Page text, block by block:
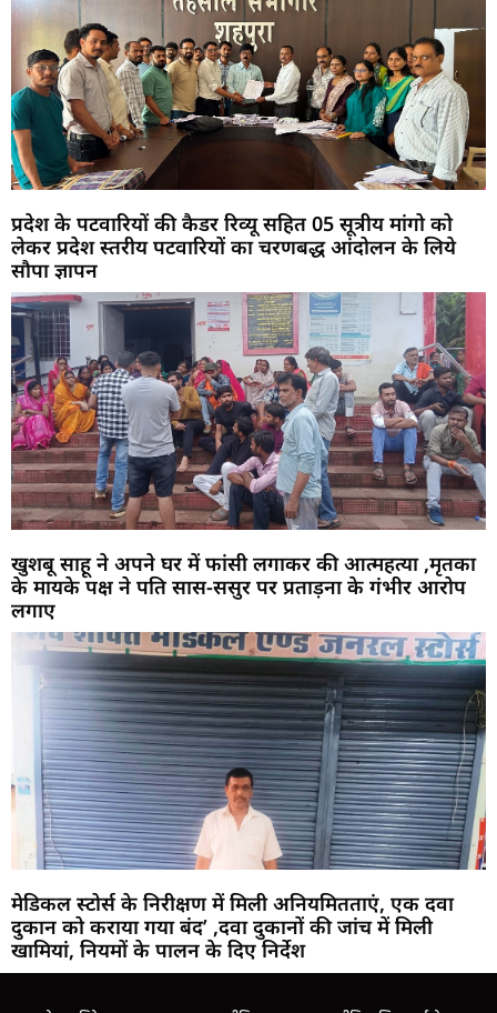
प्रदेश के पटवारियों की कैडर रिव्यू सहित 05 सूत्रीय मांगो को
लेकर प्रदेश स्तरीय पटवारियों का चरणबद्ध आंदोलन के लिये
सौपा ज्ञापन
खुशबू साहू ने अपने घर में फांसी लगाकर की आत्महत्या ,मृतका
के मायके पक्ष ने पति सास-ससुर पर प्रताड़ना के गंभीर आरोप
लगाए
मेडिकल स्टोर्स के निरीक्षण में मिली अनियमितताएं, एक दवा
दुकान को कराया गया बंद’ ,दवा दुकानों की जांच में मिली
खामियां, नियमों के पालन के दिए निर्देश